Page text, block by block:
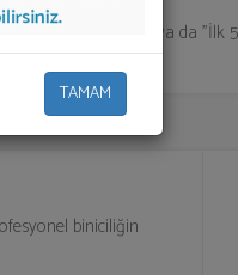
TAMAM
listeden seçim yapıp ya da "İlk
biniciliğin